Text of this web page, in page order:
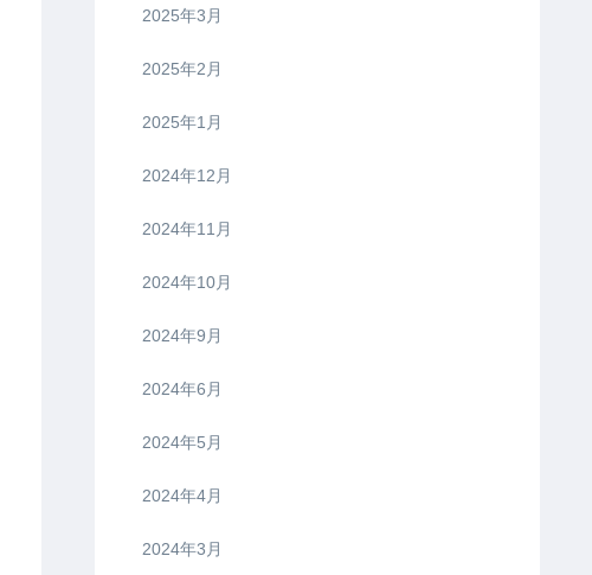
2025年3月
2025年2月
2025年1月
2024年12月
2024年11月
2024年10月
2024年9月
2024年6月
2024年5月
2024年4月
2024年3月